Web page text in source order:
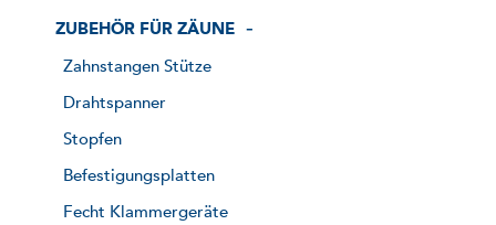
ZUBEHÖR FÜR ZÄUNE
Zahnstangen Stütze
Drahtspanner
Stopfen
Befestigungsplatten
Fecht Klammergeräte